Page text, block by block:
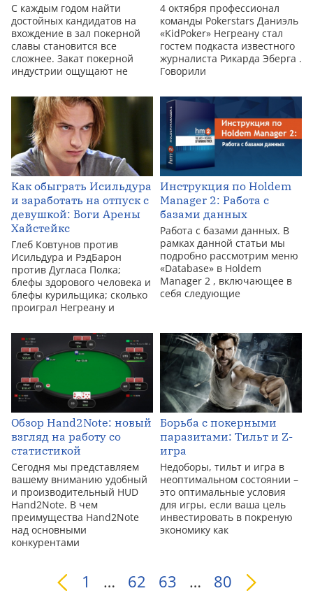
С каждым годом найти
достойных кандидатов на
вхождение в зал покерной
славы становится все
сложнее. Закат покерной
индустрии ощущают не
4 октября профессионал
команды Pokerstars Даниэль
«KidPoker» Негреану стал
гостем подкаста известного
журналиста Рикарда Эберга .
Говорили
Как обыграть Исильдура
и заработать на отпуск с
девушкой: Боги Арены
Хайстейкс
Глеб Ковтунов против
Исильдура и РэдБарон
против Дугласа Полка;
блефы здорового человека и
блефы курильщика; сколько
проиграл Негреану и
Инструкция по Holdem
Manager 2: Работа с
базами данных
Работа с базами данных. В
рамках данной статьи мы
подробно рассмотрим меню
«Database» в Holdem
Manager 2 , включающее в
себя следующие
Обзор Hand2Note: новый
взгляд на работу со
статистикой
Сегодня мы представляем
вашему вниманию удобный
и производительный HUD
Hand2Note. В чем
преимущества Hand2Note
над основными
конкурентами
Борьба с покерными
паразитами: Тильт и Z-
игра
Недоборы, тильт и игра в
неоптимальном состоянии –
это оптимальные условия
для игры, если ваша цель
инвестировать в покреную
экономику как
1 … 62 63 … 80